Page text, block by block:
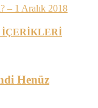
– 1 Aralık 2018
İÇERİKLERİ
Henüz